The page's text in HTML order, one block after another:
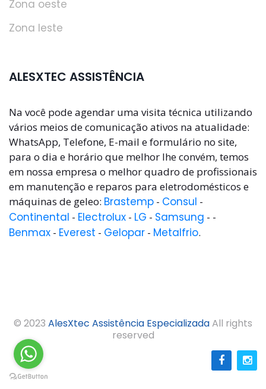
Zona oeste
Zona leste
ALESXTEC ASSISTÊNCIA
Na você pode agendar uma visita técnica utilizando
vários meios de comunicação ativos na atualidade:
WhatsApp, Telefone, E-mail e formulário no site,
para o dia e horário que melhor lhe convém, temos
em nossa empresa o melhor quadro de profissionais
em manutenção e reparos para eletrodomésticos e
máquinas de geleo: Brastemp - Consul -
Continental - Electrolux - LG - Samsung - -
Benmax - Everest - Gelopar - Metalfrio.
© 2023 AlesXtec Assistência EspecializadaAll rights
reserved